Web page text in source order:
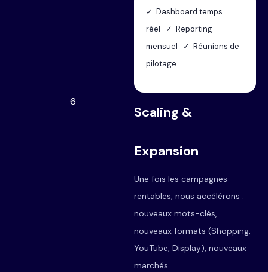
✓ Dashboard temps
réel ✓ Reporting
mensuel ✓ Réunions de
pilotage
6
Scaling &
Expansion
Une fois les campagnes
rentables, nous accélérons :
nouveaux mots-clés,
nouveaux formats (Shopping,
YouTube, Display), nouveaux
marchés.